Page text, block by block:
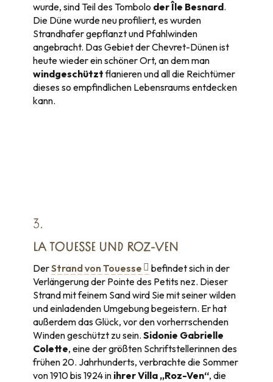
wurde, sind Teil des Tombolo der Île Besnard.
Die Düne wurde neu profiliert, es wurden
Strandhafer gepflanzt und Pfahlwinden
angebracht. Das Gebiet der Chevret-Dünen ist
heute wieder ein schöner Ort, an dem man
windgeschütztflanieren und all die Reichtümer
dieses so empfindlichen Lebensraums entdecken
kann.
3.
LA TOUESSE UND ROZ-VEN
DerStrand von Touesse
befindet sich in der
Verlängerung der Pointe des Petits nez. Dieser
Strand mit feinem Sand wird Sie mit seiner wilden
und einladenden Umgebung begeistern. Er hat
außerdem das Glück, vor den vorherrschenden
Winden geschützt zu sein. Sidonie Gabrielle
Colette, eine der größten Schriftstellerinnen des
frühen 20. Jahrhunderts, verbrachte die Sommer
von 1910 bis 1924 in ihrer Villa „Roz-Ven“, die